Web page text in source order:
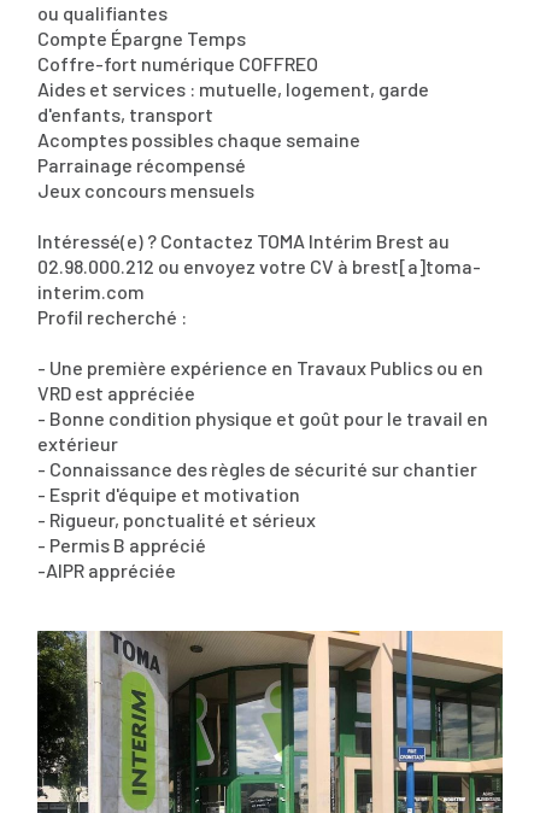
ou qualifiantes
Compte Épargne Temps
Coffre-fort numérique COFFREO
Aides et services : mutuelle, logement, garde
d'enfants, transport
Acomptes possibles chaque semaine
Parrainage récompensé
Jeux concours mensuels
Intéressé(e) ? Contactez TOMA Intérim Brest au
02.98.000.212 ou envoyez votre CV à brest[a]toma-
interim.com
Profil recherché :
- Une première expérience en Travaux Publics ou en
VRD est appréciée
- Bonne condition physique et goût pour le travail en
extérieur
- Connaissance des règles de sécurité sur chantier
- Esprit d'équipe et motivation
- Rigueur, ponctualité et sérieux
- Permis B apprécié
-AIPR appréciée